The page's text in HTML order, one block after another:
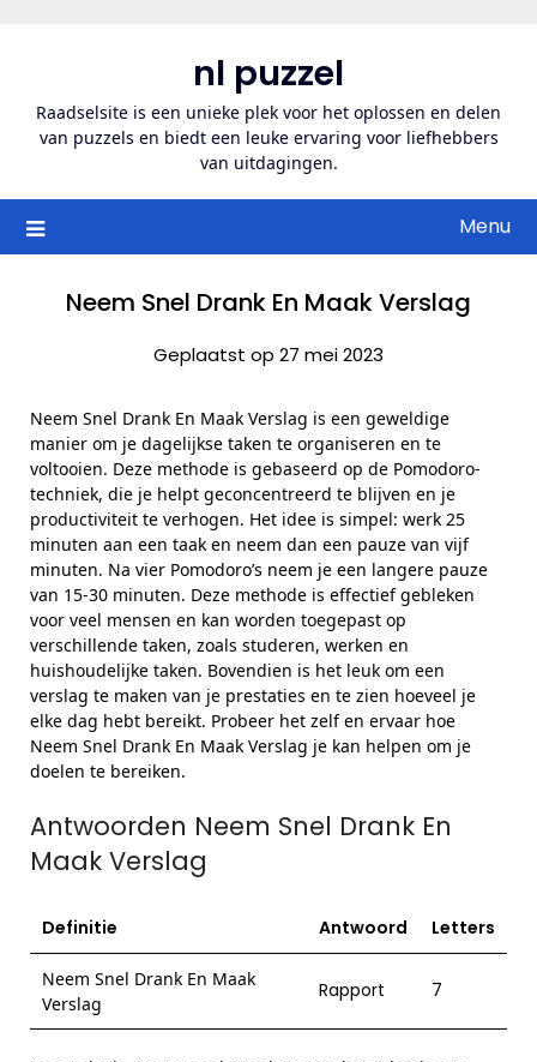
inhoud
nl puzzel
Raadselsite is een unieke plek voor het oplossen en delen
van puzzels en biedt een leuke ervaring voor liefhebbers
van uitdagingen.
Menu
Neem Snel Drank En Maak Verslag
Geplaatst op 27 mei 2023
Neem Snel Drank En Maak Verslag is een geweldige
manier om je dagelijkse taken te organiseren en te
voltooien. Deze methode is gebaseerd op de Pomodoro-
techniek, die je helpt geconcentreerd te blijven en je
productiviteit te verhogen. Het idee is simpel: werk 25
minuten aan een taak en neem dan een pauze van vijf
minuten. Na vier Pomodoro’s neem je een langere pauze
van 15-30 minuten. Deze methode is effectief gebleken
voor veel mensen en kan worden toegepast op
verschillende taken, zoals studeren, werken en
huishoudelijke taken. Bovendien is het leuk om een
verslag te maken van je prestaties en te zien hoeveel je
elke dag hebt bereikt. Probeer het zelf en ervaar hoe
Neem Snel Drank En Maak Verslag je kan helpen om je
doelen te bereiken.
Antwoorden Neem Snel Drank En
Maak Verslag
Definitie Antwoord Letters
Neem Snel Drank En Maak
Verslag
Rapport 7